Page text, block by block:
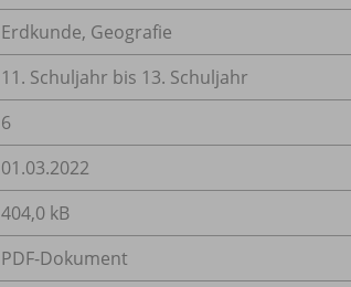
Erdkunde, Geografie
11. Schuljahr bis 13. Schuljahr
6
01.03.2022
404,0 kB
PDF-Dokument